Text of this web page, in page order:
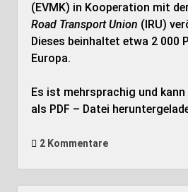
(EVMK) in Kooperation mit
Road Transport Union (IRU)
Dieses beinhaltet etwa 2 000
Europa.
Es ist mehrsprachig und
als PDF – Datei
2 Kommentare